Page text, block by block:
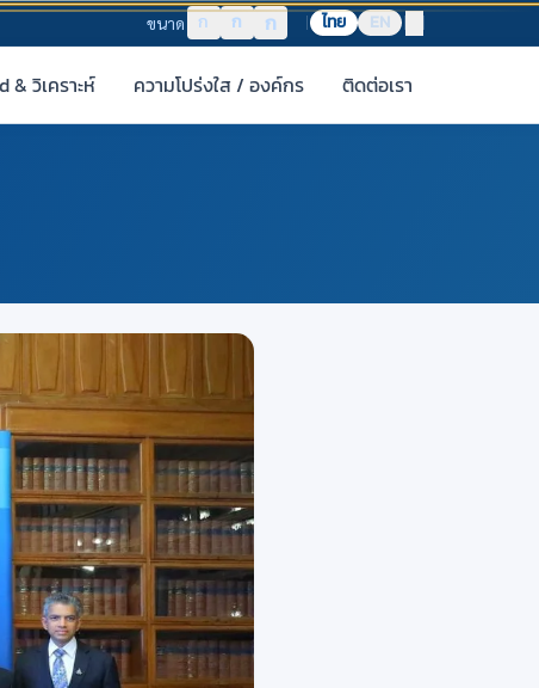
ขนาด ก ก ก ไทย EN
& วิเคราะห์ ความโปร่งใส / องค์กร ติดต่อเรา